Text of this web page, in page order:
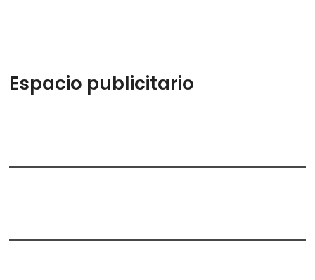
Espacio publicitario